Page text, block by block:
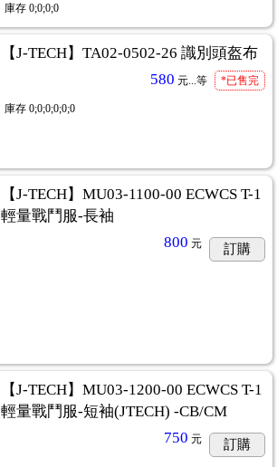
庫存 0;0;0;0
【J-TECH】TA02-0502-26 識別頭盔布
580 元... 等 *已售完
庫存 0;0;0;0;0;0
【J-TECH】MU03-1100-00 ECWCS T-1
輕量戰鬥服-長袖
800 元 訂購
【J-TECH】MU03-1200-00 ECWCS T-1
輕量戰鬥服-短袖(JTECH) -CB/CM
750 元 訂購